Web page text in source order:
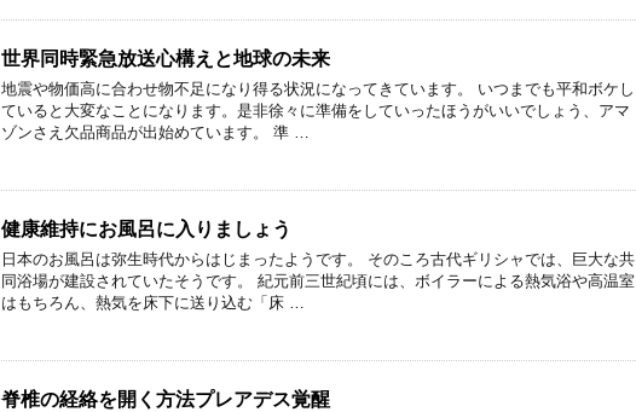
世界同時緊急放送心構えと地球の未来
地震や物価高に合わせ物不足になり得る状況になってきています。 いつまでも平和ボケし
ていると大変なことになります。是非徐々に準備をしていったほうがいいでしょう、アマ
ゾンさえ欠品商品が出始めています。 準 …
健康維持にお風呂に入りましょう
日本のお風呂は弥生時代からはじまったようです。 そのころ古代ギリシャでは、巨大な共
同浴場が建設されていたそうです。 紀元前三世紀頃には、ボイラーによる熱気浴や高温室
はもちろん、熱気を床下に送り込む「床 …
脊椎の経絡を開く方法プレアデス覚醒